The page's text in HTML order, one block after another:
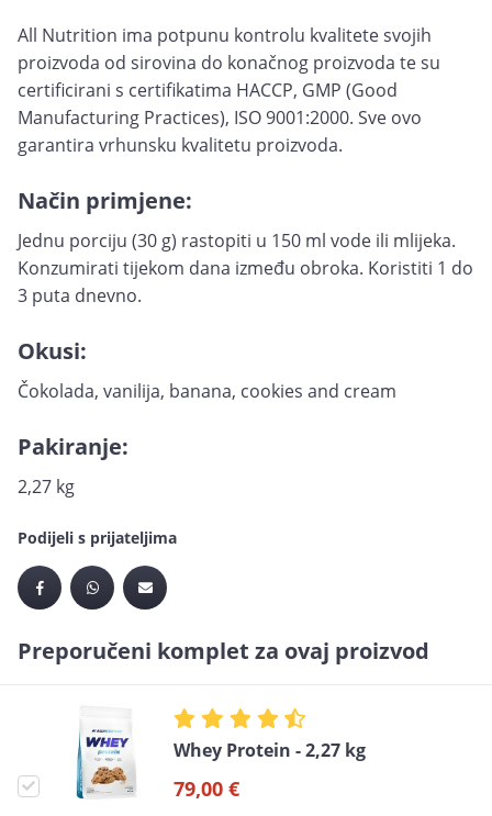
All Nutrition ima potpunu kontrolu kvalitete svojih
proizvoda od sirovina do konačnog proizvoda te su
certificirani s certifikatima HACCP, GMP (Good
Manufacturing Practices), ISO 9001:2000. Sve ovo
garantira vrhunsku kvalitetu proizvoda.
Način primjene:
Jednu porciju (30 g) rastopiti u 150 ml vode ili mlijeka.
Konzumirati tijekom dana između obroka. Koristiti 1 do
3 puta dnevno.
Okusi:
Čokolada, vanilija, banana, cookies and cream
Pakiranje:
2,27 kg
Podijeli s prijateljima
Preporučeni komplet za ovaj proizvod
Whey Protein - 2,27 kg
79,00 €